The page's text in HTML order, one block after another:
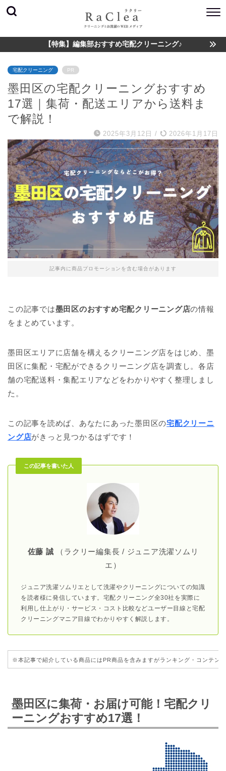
【特集】編集部おすすめ宅配クリーニング♪
宅配クリーニング PR
墨田区の宅配クリーニングおすすめ
17選｜集荷・配送エリアから送料ま
で解説！
2025年3月12日 / 2026年1月17日
記事内に商品プロモーションを含む場合があります
この記事では墨田区のおすすめ宅配クリーニング店の情報
をまとめています。
墨田区エリアに店舗を構えるクリーニング店をはじめ、墨
田区に集配・宅配ができるクリーニング店を調査し。各店
舗の宅配送料・集配エリアなどをわかりやすく整理しまし
た。
この記事を読めば、あなたにあった墨田区の宅配クリーニ
ング店がきっと見つかるはずです！
この記事を書いた人
佐藤 誠
（ラクリー編集長 / ジュニア洗濯ソムリ
エ）
ジュニア洗濯ソムリエとして洗濯やクリーニングについての知識
を読者様に発信しています。宅配クリーニング全30社を実際に
利用し仕上がり・サービス・コスト比較などユーザー目線と宅配
クリーニングマニア目線でわかりやすく解説します。
※本記事で紹介している商品にはPR商品を含みますがランキング・コンテン
墨田区に集荷・お届け可能！宅配クリ
ーニングおすすめ17選！